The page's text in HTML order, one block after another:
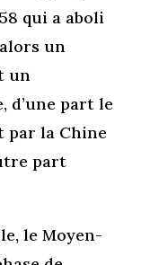
qui a aboli
un
un
d’une part le
par la Chine
part
le Moyen-